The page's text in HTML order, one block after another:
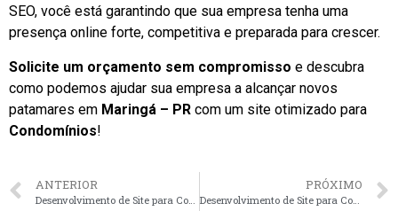
SEO, você está garantindo que sua empresa tenha uma
presença online forte, competitiva e preparada para crescer.
Solicite um orçamento sem compromisso e descubra
como podemos ajudar sua empresa a alcançar novos
patamares em Maringá – PR com um site otimizado para
Condomínios!
ANTERIOR PRÓXIMO
Desenvolvimento de Site para Condomínios em Vitória – ES faça seu orçamento